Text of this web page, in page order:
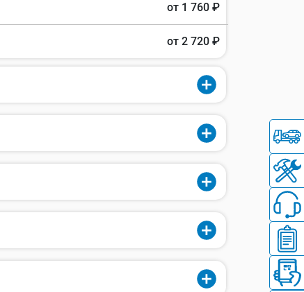
от 1 760 ₽
от 2 720 ₽